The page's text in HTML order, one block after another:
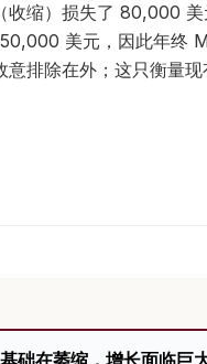
收缩）损失了 80,000 美
美元，因此年终
排除在外；这只衡量现